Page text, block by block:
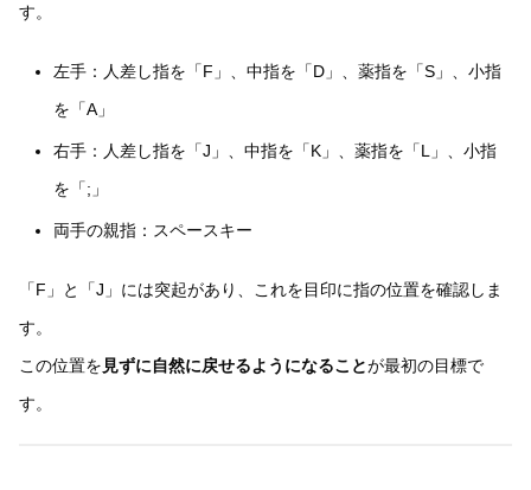
す。
左手：人差し指を「F」、中指を「D」、薬指を「S」、小指
を「A」
右手：人差し指を「J」、中指を「K」、薬指を「L」、小指
を「;」
両手の親指：スペースキー
「F」と「J」には突起があり、これを目印に指の位置を確認しま
す。
この位置を 見ずに自然に戻せるようになることが最初の目標で
す。